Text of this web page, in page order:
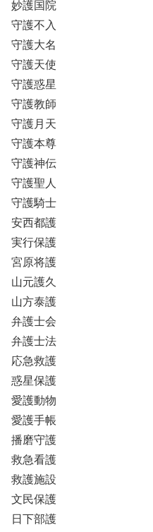
妙護国院
守護不入
守護大名
守護天使
守護惑星
守護教師
守護月天
守護本尊
守護神伝
守護聖人
守護騎士
安西都護
実行保護
宮原将護
山元護久
山方泰護
弁護士会
弁護士法
応急救護
惑星保護
愛護動物
愛護手帳
播磨守護
救急看護
救護施設
文民保護
日下部護